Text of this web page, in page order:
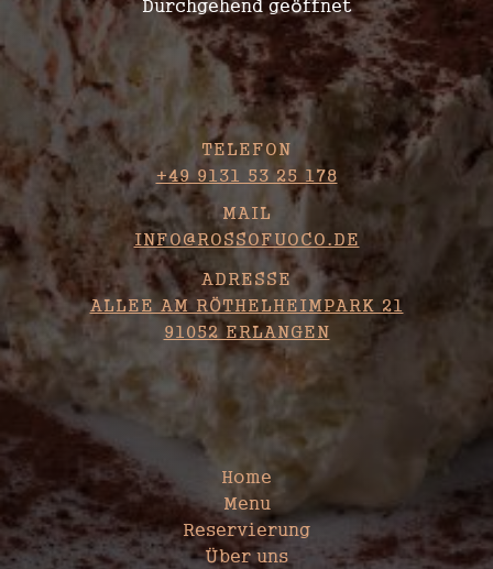
Durchgehend geöffnet
KONTAKT
TELEFON
+49 9131 53 25 178
MAIL
INFO@ROSSOFUOCO.DE
ADRESSE
ALLEE AM RÖTHELHEIMPARK 21
91052 ERLANGEN
SITEMAP
Home
Menu
Reservierung
Über uns